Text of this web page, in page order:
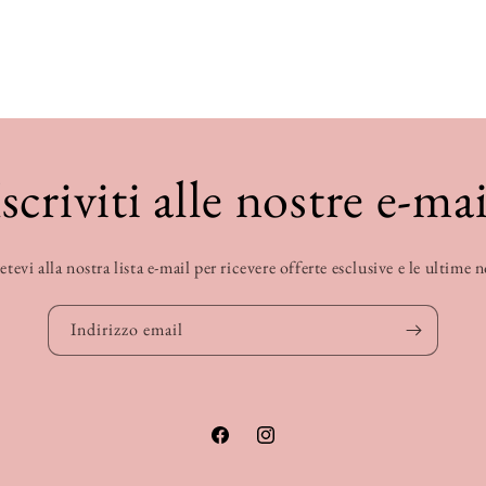
alle nostre e-
alla nostra lista e-mail per ricevere offerte esclusive e le ultime
Indirizzo email
FacebookInstagram